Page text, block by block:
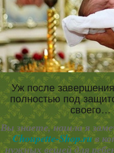
Уж после
полностью под
Вы знаете, нашла я
Choupette-Shop.ruв
нужных вещей для